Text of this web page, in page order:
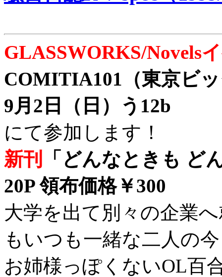
GLASSWORKS/Novels
COMITIA101（東京ビ
9月2日（日）う12b
にて参加します！
新刊
「どんなときも ど
20P 領布価格￥300
大学を出て別々の企業
もいつも一緒な二人の
お姉様っぽくないOL百